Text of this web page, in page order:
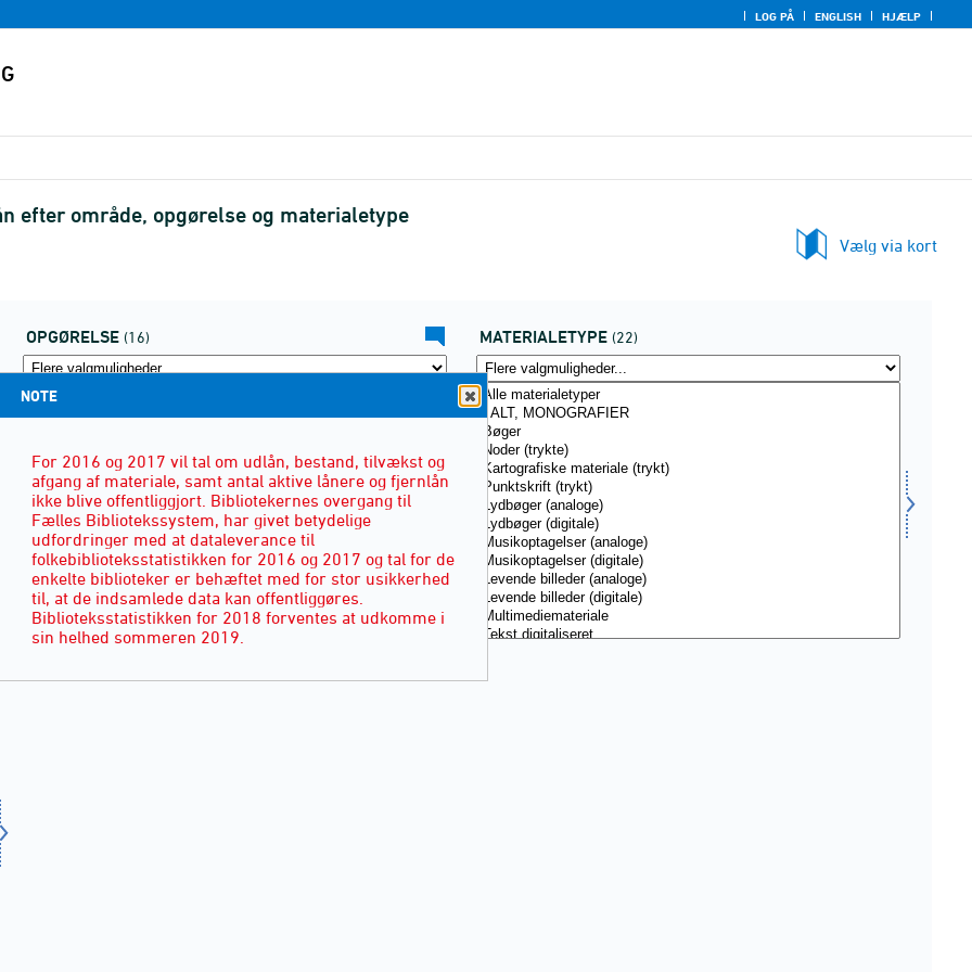
LOG PÅ ENGLISH HJÆLP
efter område, opgørelse og materialetype
Vælg via kort
OPGØRELSE (16) MATERIALETYPE (22)
NOTE
For 2016 og 2017 vil tal om udlån, bestand, tilvækst og
afgang af materiale, samt antal aktive lånere og fjernlån
ikke blive offentliggjort. Bibliotekernes overgang til
Fælles Bibliotekssystem, har givet betydelige
udfordringer med at dataleverance til
folkebiblioteksstatistikken for 2016 og 2017 og tal for de
enkelte biblioteker er behæftet med for stor usikkerhed
til, at de indsamlede data kan offentliggøres.
Biblioteksstatistikken for 2018 forventes at udkomme i
sin helhed sommeren 2019.